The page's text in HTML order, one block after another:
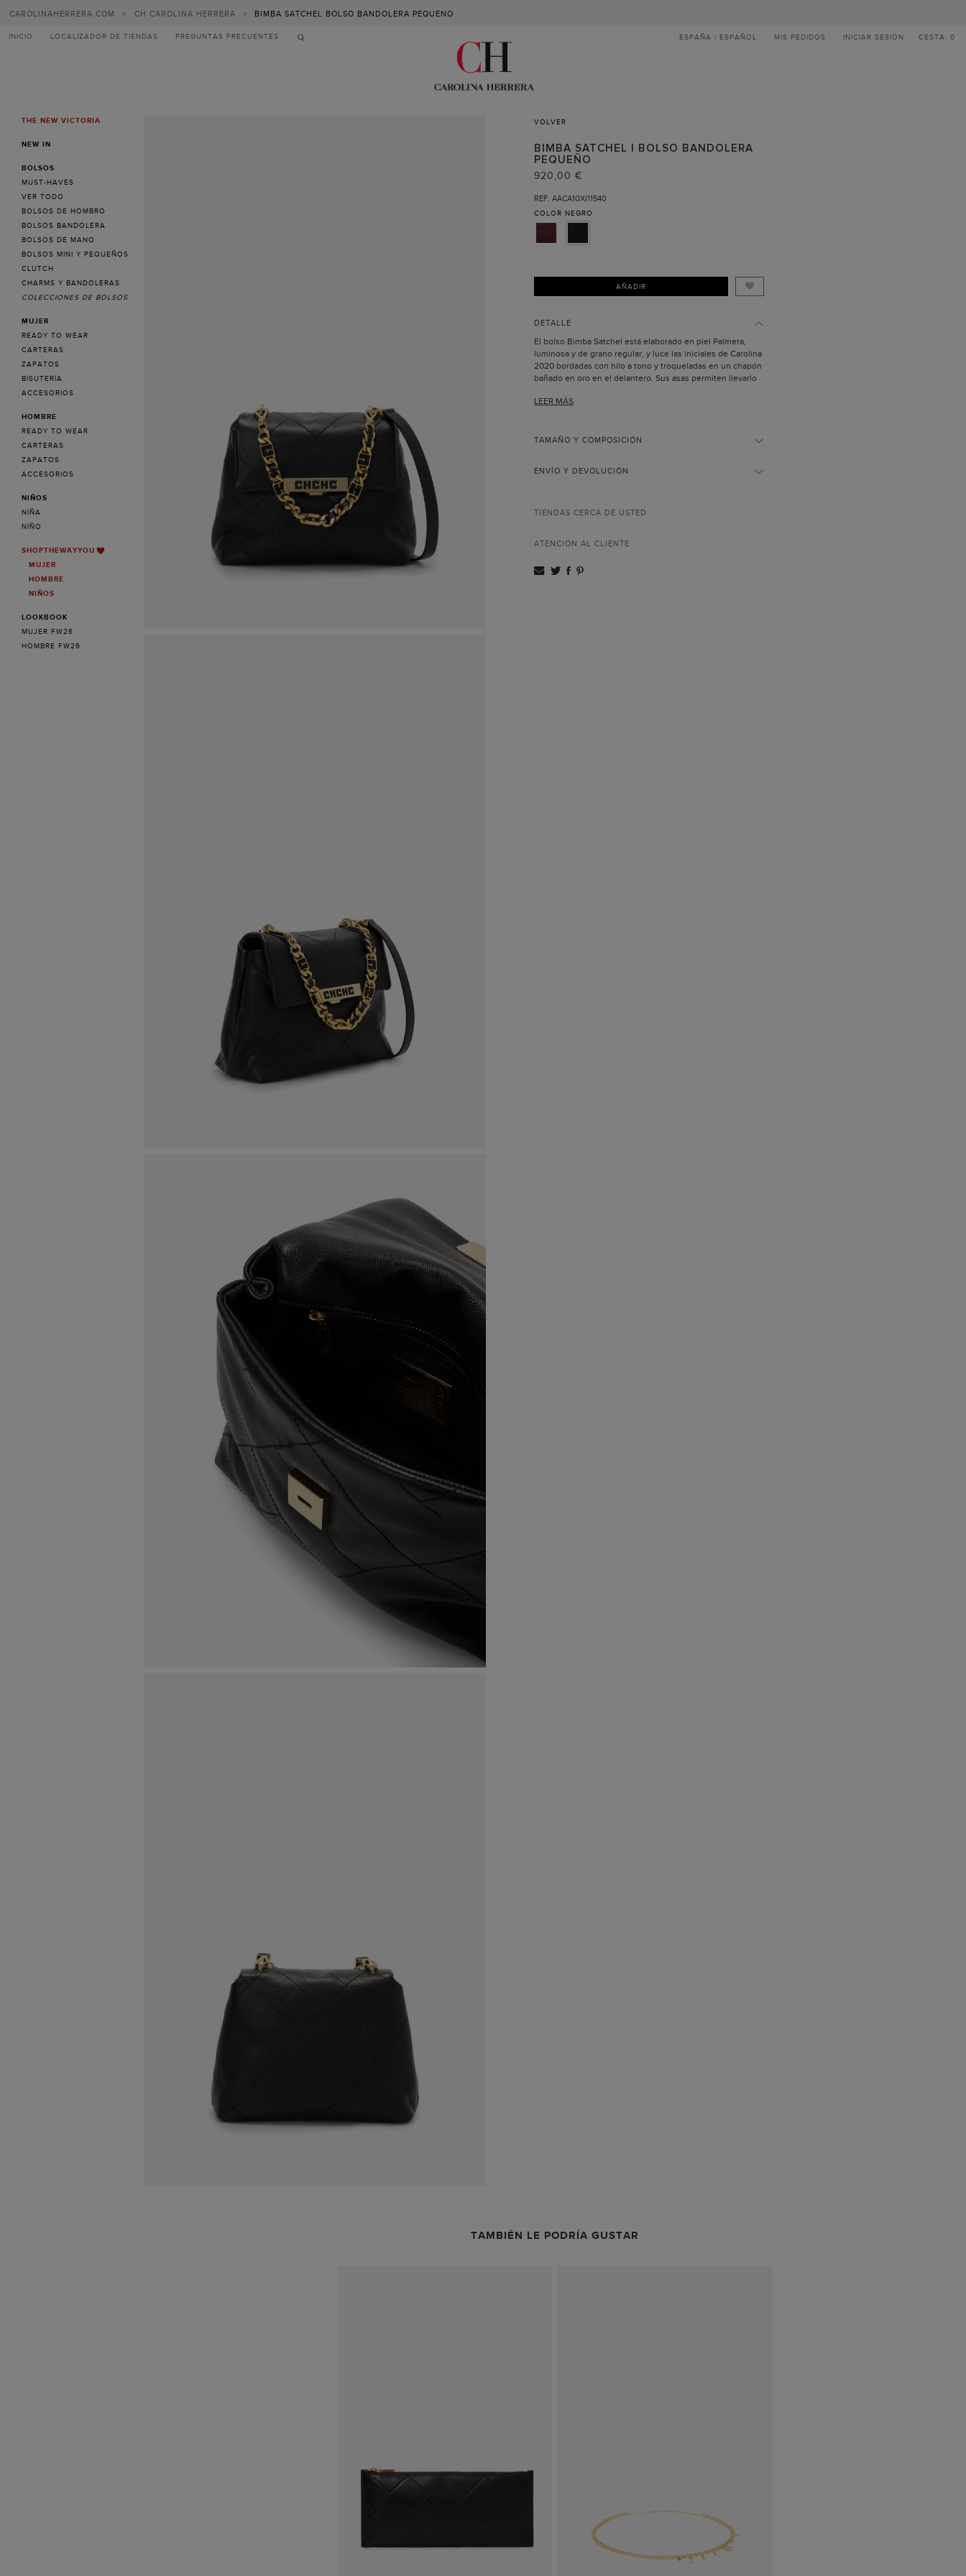
CAROLINAHERRERA.COM > CH CAROLINA HERRERA > BIMBA SATCHEL BOLSO BANDOLERA PEQUENO
INICIO LOCALIZADOR DE TIENDAS PREGUNTAS FRECUENTES ESPAÑA | ESPAÑOL MIS PEDIDOS INICIAR SESIÓN CESTA: 0
MENUTHE NEW VICTORIA
NEW IN
BOLSOS
MUST-HAVES
VER TODO
BOLSOS DE HOMBRO
BOLSOS BANDOLERA
BOLSOS DE MANO
BOLSOS MINI Y PEQUEÑOS
CLUTCH
CHARMS Y BANDOLERAS
COLECCIONES DE BOLSOS
MUJER
READY TO WEAR
CARTERAS
ZAPATOS
BISUTERÍA
ACCESORIOS
HOMBRE
READY TO WEAR
CARTERAS
ZAPATOS
ACCESORIOS
NIÑOS
NIÑA
NIÑO
SHOPTHEWAYYOU
MUJER
HOMBRE
NIÑOS
LOOKBOOK
MUJER FW26
HOMBRE FW26
VOLVER
BIMBA SATCHEL | BOLSO BANDOLERA
PEQUEÑO
920,00 €
REF. AACA10XI11540
COLOR NEGRO
AÑADIR
DETALLE
El bolso Bimba Satchel está elaborado en piel Palmera,
luminosa y de grano regular, y luce las iniciales de Carolina
2020 bordadas con hilo a tono y troqueladas en un chapón
bañado en oro en el delantero. Sus asas permiten llevarlo
Asa bandolera de piel a tono y asa de mano de
Cierre de pulsador.
Un bolsillo interior con cierre de cremallera.
Incluye bolsa guardapolvo.
inspirada en una muñeca a la que una niña, con su
Este bolso está elaborado a mano por los artesanos de
LEER MÁS
TAMAÑO Y COMPOSICIÓN
ENVÍO Y DEVOLUCIÓN
TIENDAS CERCA DE USTED
ATENCIÓN AL CLIENTE
TAMBIÉN LE PODRÍA GUSTAR